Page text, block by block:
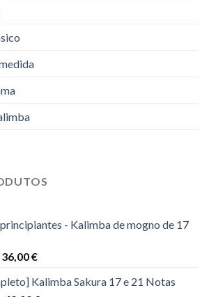
- Kalimba de mogno de 17
O
original
36,00€O
atual
Kalimba Sakura 17 e 21 Notas